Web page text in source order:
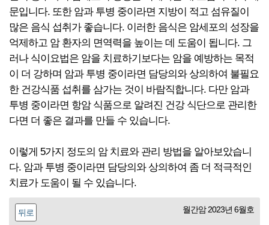
문입니다. 또한 암과 투병 중이라면 지방이 적고 섬유질이
많은 음식 섭취가 좋습니다. 이러한 음식은 암세포의 성장을
억제하고 암 환자의 면역력을 높이는 데 도움이 됩니다. 그
러나 식이요법은 암을 치료하기보다는 암을 예방하는 목적
이 더 강하며 암과 투병 중이라면 담당의와 상의하여 불필요
한 건강식품 섭취를 삼가는 것이 바람직합니다. 다만 암과
투병 중이라면 항암 식품으로 알려진 건강 식단으로 관리한
다면 더 좋은 결과를 만들 수 있습니다.
이렇게 5가지 정도의 암 치료와 관리 방법을 알아보았습니
다. 암과 투병 중이라면 담당의와 상의하여 좀 더 적극적인
치료가 도움이 될 수 있습니다.
뒤로 월간암 2023년 6월호